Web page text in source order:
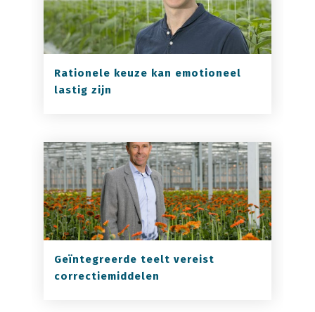
Rationele keuze kan emotioneel
lastig zijn
Geïntegreerde teelt vereist
correctiemiddelen